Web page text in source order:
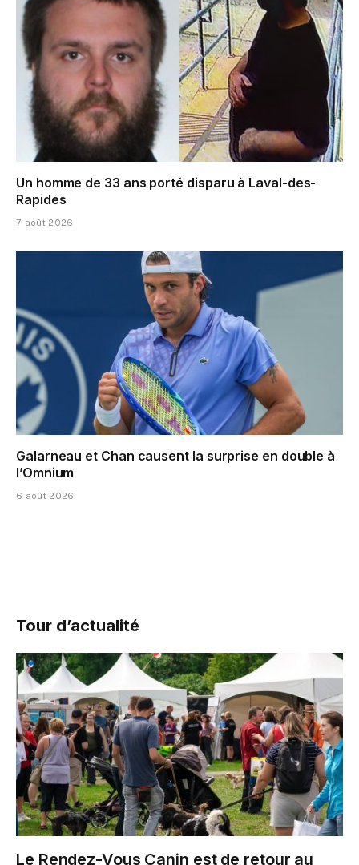
Un homme de 33 ans porté disparu à Laval-des-
Rapides
7 août 2026
Galarneau et Chan causent la surprise en double à
l’Omnium
6 août 2026
Tour d’actualité
Le Rendez-Vous Canin est de retour au